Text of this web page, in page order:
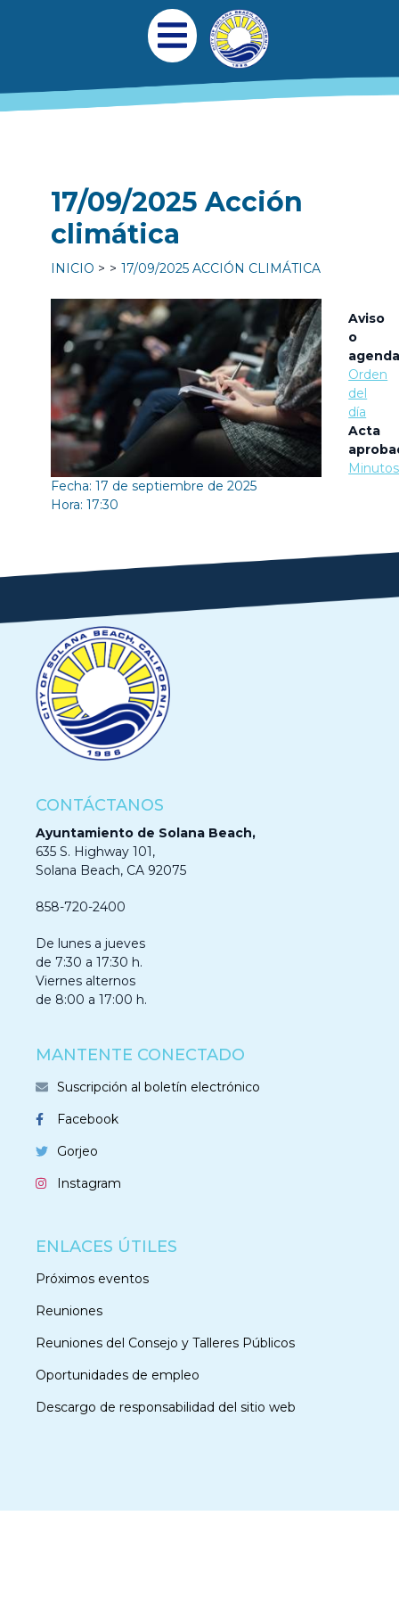
Pasar al contenido principalNavegación
Abrir menú móvil
17/09/2025 Acción
climática
INICIO 17/09/2025 ACCIÓN CLIMÁTICA
Fecha: 17 de septiembre de 2025
Hora: 17:30
Aviso
o
Orden
del
día
Acta
Minutos
CONTÁCTANOS
Ayuntamiento de Solana Beach,
635 S. Highway 101,
Solana Beach, CA 92075
858-720-2400
De lunes a jueves
de 7:30 a 17:30 h.
Viernes alternos
de 8:00 a 17:00 h.
MANTENTE CONECTADO
Suscripción al boletín electrónico
Facebook
Gorjeo
Instagram
ENLACES ÚTILES
Próximos eventos
Reuniones
Reuniones del Consejo y Talleres Públicos
Oportunidades de empleo
Descargo de responsabilidad del sitio web